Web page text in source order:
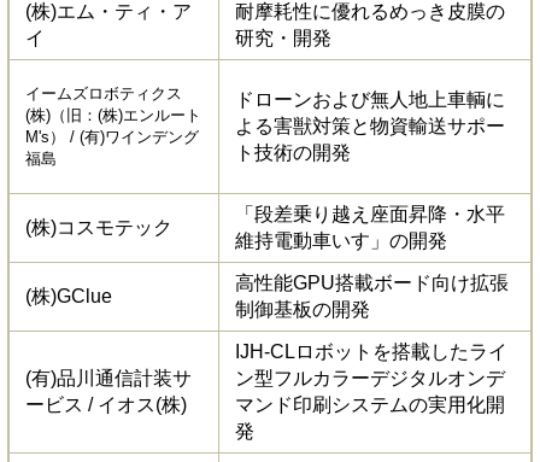
(株)エム・ティ・ア
イ
耐摩耗性に優れるめっき皮膜の
研究・開発
イームズロボティクス
(株)（旧：(株)エンルート
M's） / (有)ワインデング
福島
ドローンおよび無人地上車輌に
よる害獣対策と物資輸送サポー
ト技術の開発
(株)コスモテック
「段差乗り越え座面昇降・水平
維持電動車いす」の開発
(株)GClue
高性能GPU搭載ボード向け拡張
制御基板の開発
(有)品川通信計装サ
ービス / イオス(株)
IJH-CLロボットを搭載したライ
ン型フルカラーデジタルオンデ
マンド印刷システムの実用化開
発